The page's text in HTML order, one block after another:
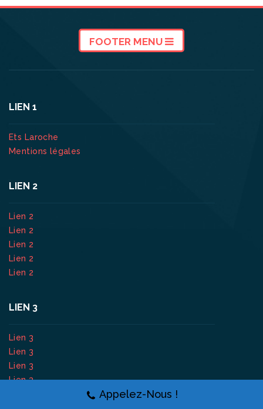
FOOTER MENU
LIEN 1
Ets Laroche
Mentions légales
LIEN 2
Lien 2
Lien 2
Lien 2
Lien 2
Lien 2
LIEN 3
Lien 3
Lien 3
Lien 3
Lien 3
Appelez-Nous !